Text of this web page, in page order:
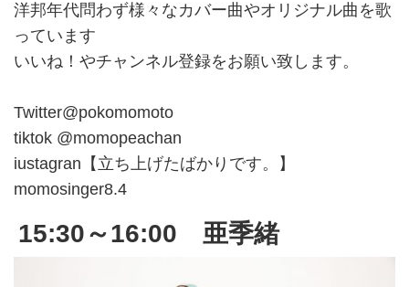
洋邦年代問わず様々なカバー曲やオリジナル曲を歌
っています
いいね！やチャンネル登録をお願い致します。
Twitter@pokomomoto
tiktok @momopeachan
iustagran【立ち上げたばかりです。】
momosinger8.4
15:30～16:00 亜季緒